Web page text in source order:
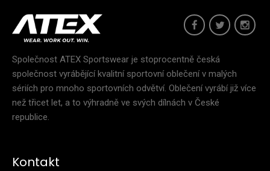
Společnost ATEX Sportswear je stoprocentně česká
společnost vyrábějící kvalitní sportovní oblečení v malých
sériích pro mnoho sportovních odvětví. Oblečení vyrábí již více
než třicet let, a to výhradně ve svých dílnách v České
republice.
Kontakt